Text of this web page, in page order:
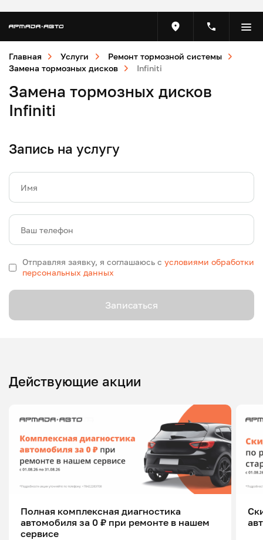
Главная Услуги
Ремонт тормозной системы
Замена тормозных дисков
Infiniti
Замена тормозных дисков
Infiniti
Запись на услугу
Имя
Ваш телефон
Отправляя заявку, я соглашаюсь с условиями обработки
персональных данных
Записаться
Действующие акции
Полная комплексная диагностика
автомобиля за 0 ₽ при ремонте в нашем
сервисе